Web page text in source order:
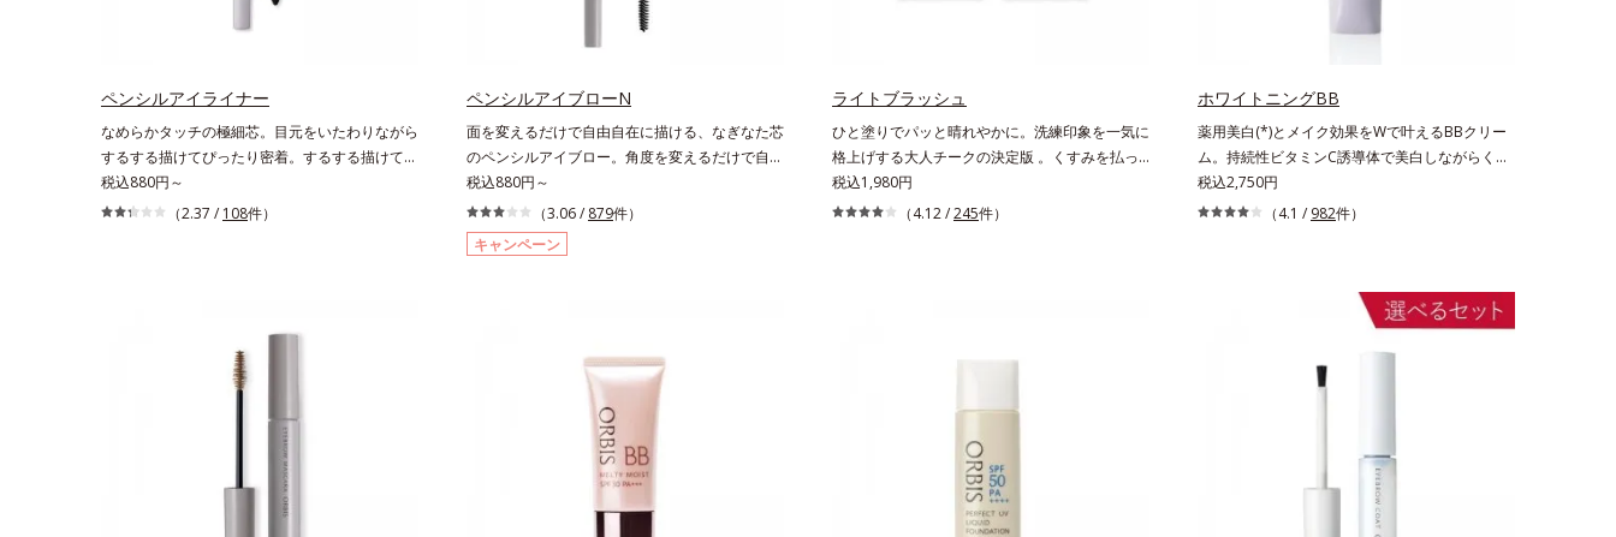
ペンシルアイライナー
なめらかタッチの極細芯。目元をいたわりながら
するする描けてぴったり密着。するする描けてぴ
ったり密着。なめらかタッチの極細芯アイライナ
ーです。繊細な目のキワにも優しいタッチでする
ぱっちりと際立つナチュラルな目元が完成しま
す。汗や涙、皮脂にも強く、美しい仕上がりを長
時間キープ。目元ケア成分(*)で目元の負担も軽
用意しています。* パンテノール配合＝保湿成分
税込880円～
（2.37 / 108件）
ペンシルアイブローN
面を変えるだけで自由自在に描ける、なぎなた芯
のペンシルアイブロー。角度を変えるだけで自由
自在に描けるペンシルアイブローです。なぎなた
芯だから、接地面を変えるだけで太い線から細い
線まで、テクニックいらずで簡単に。スムースラ
イン成分(*)配合で、毛の1本1本まで軽やかに描
で完成度の高い、ふんわり眉に仕上がります。※
中身を取り替えられるリフィルをご用意していま
す。* ダイマージリノール酸ダイマージレイルビ
ス（ベヘニル/イソステアリル/フィトステリル）
税込880円～
（3.06 / 879件）
キャンペーン
ライトブラッシュ
ひと塗りでパッと晴れやかに。洗練印象を一気に
格上げする大人チークの決定版 。くすみを払っ
て美肌に見せ、透け感のある自然な色づきでイキ
イキした表情が際立つチークです。光を調整して
ィット感がUP。ひと塗りでパッと晴れやかな表
税込1,980円
（4.12 /245件）
ホワイトニングBB
薬用美白(*)とメイク効果をWで叶えるBBクリー
ム。持続性ビタミンC誘導体で美白しながらくす
みのない軽やか美肌を長時間キープ。メイクしな
がら日中美白(*)効果も発揮する、薬用美白BBク
だけで日中も美白効果を発揮。さらに肌のくすみ
をパッと飛ばし、皮脂テカを防ぎながら明るい肌
を長時間キープします。これ1つで、美白美容
液・日焼け止め・化粧下地・ファンデ―ション・
税込2,750円
（4.1 / 982件）